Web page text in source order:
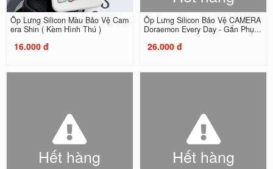
Ốp Lưng Silicon Màu Bảo Vệ Cam
era Shin ( Kèm Hình Thú )
16.000 đ
Ốp Lưng Silicon Bảo Vệ CAMERA
Doraemon Every Day - Gắn Phụ...
26.000 đ
Hết hàng Hết hàng